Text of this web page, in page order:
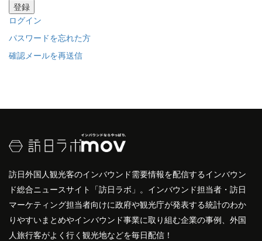
登録
ログイン
パスワードを忘れた方
確認メールを再送信
訪日外国人観光客のインバウンド需要情報を配信するインバウン
ド総合ニュースサイト「訪日ラボ」。インバウンド担当者・訪日
マーケティング担当者向けに政府や観光庁が発表する統計のわか
りやすいまとめやインバウンド事業に取り組む企業の事例、外国
人旅行客がよく行く観光地などを毎日配信！